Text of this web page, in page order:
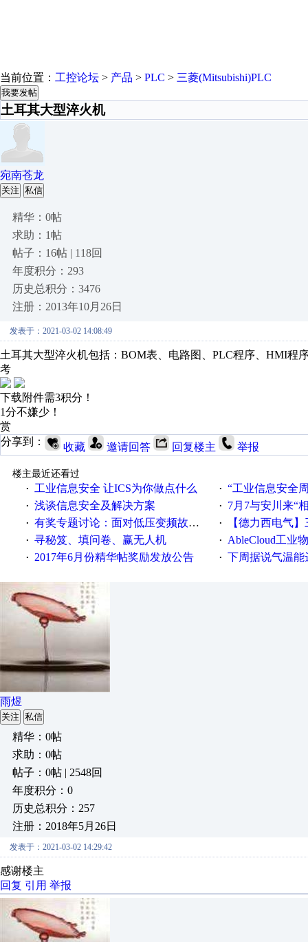
当前位置： 工控论坛 > 产品 > PLC > 三菱(Mitsubishi)PLC
我要发帖
土耳其大型淬火机
宛南苍龙
关注 私信
精华：0帖
求助：1帖
帖子：16帖 | 118回
年度积分：293
历史总积分：3476
注册：2013年10月26日
发表于：2021-03-02 14:08:49
土耳其大型淬火机包括：BOM表、电路图、PLC程序、HMI
考
下载附件需3积分！
1分不嫌少！
赏
分享到：
收藏 邀请回答 回复楼主 举报
楼主最近还看过
·
工业信息安全 让ICS为你做点什么 · “工业信息安全周之我见”
· 浅谈信息安全及解决方案 · 7月7与安川来“
· 有奖专题讨论：面对低压变频故障，老手是这样解决的！ · 【德力西电气】三
· 寻秘笈、填问卷、赢无人机 · AbleCloud工业物联
· 2017年6月份精华帖奖励发放公告 · 下周据说气温能
雨煜
关注 私信
精华：0帖
求助：0帖
帖子：0帖 | 2548回
年度积分：0
历史总积分：257
注册：2018年5月26日
发表于：2021-03-02 14:29:42
感谢楼主
回复 引用 举报